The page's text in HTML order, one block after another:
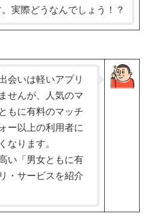
実際どうなんでしょう！？
会いは軽いアプリ
せんが、人気のマ
もに有料のマッチ
ー以上の利用者に
なります。
い「男女ともに有
・サービスを紹介